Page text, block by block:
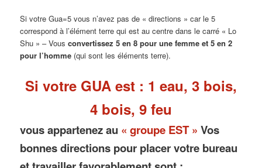
Si votre Gua=5 vous n’avez pas de « directions » car le 5
correspond à l’élément terre qui est au centre dans le carré « Lo
Shu » – Vousconvertissez 5 en 8 pour une femme et 5 en 2
pour l’homme (qui sont les éléments terre).
Si votre GUA est : 1 eau, 3 bois,
4 bois, 9 feu
vous appartenez au « groupe EST » Vos
bonnes directions pour placer votre bureau